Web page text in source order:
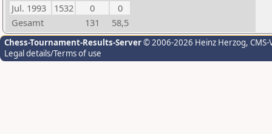
Jul. 1993
1532 0
0
Gesamt
131 58,5
Chess-Tournament-Results-Server© 2006-2026 Heinz Herzog,
Legal details/Terms of use